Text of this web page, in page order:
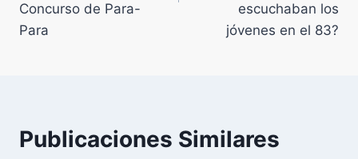
Concurso de Para-
Para
escuchaban los
jóvenes en el 83?
Publicaciones Similares